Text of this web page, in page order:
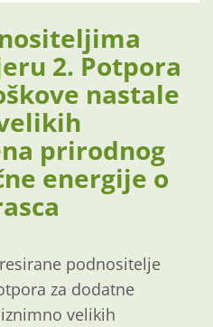
2. Potpora
nastale
prirodnog
energije o
podnositelje
za dodatne
velikih